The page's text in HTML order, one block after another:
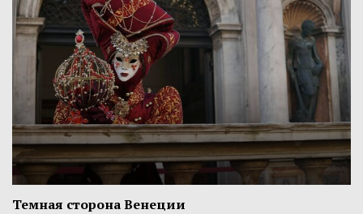
Темная сторона Венеции